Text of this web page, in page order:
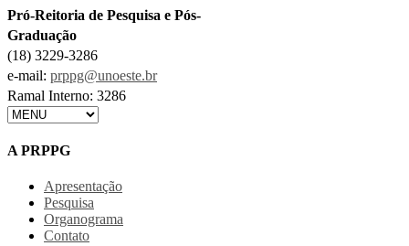
Pró-Reitoria de Pesquisa e Pós-
Graduação
(18) 3229-3286
e-mail: prppg@unoeste.br
Ramal Interno: 3286
A PRPPG
Apresentação
Pesquisa
Organograma
Contato